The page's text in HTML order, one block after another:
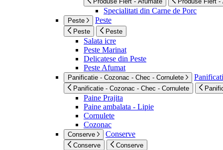
Specialitati din Carne de Porc
Peste Peste
Peste Peste
Salata icre
Peste Marinat
Delicatese din Peste
Peste Afumat
Panificatie - Cozonac - Chec - Cornulete
Panificatie - Cozonac - Chec - Cornulete
Paine Prajita
Paine ambalata - Lipie
Cornulete
Cozonac
Conserve Conserve
Conserve Conserve